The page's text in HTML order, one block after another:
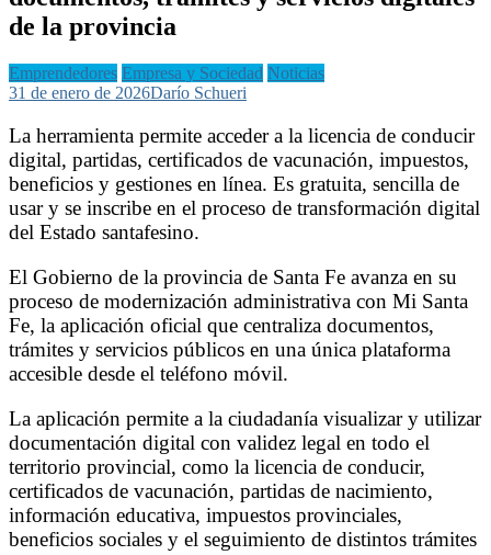
de la provincia
Emprendedores Empresa y Sociedad Noticias
31 de enero de 2026Darío Schueri
La herramienta permite acceder a la licencia de conducir
digital, partidas, certificados de vacunación, impuestos,
beneficios y gestiones en línea. Es gratuita, sencilla de
usar y se inscribe en el proceso de transformación digital
del Estado santafesino.
El Gobierno de la provincia de Santa Fe avanza en su
proceso de modernización administrativa con Mi Santa
Fe, la aplicación oficial que centraliza documentos,
trámites y servicios públicos en una única plataforma
accesible desde el teléfono móvil.
La aplicación permite a la ciudadanía visualizar y utilizar
documentación digital con validez legal en todo el
territorio provincial, como la licencia de conducir,
certificados de vacunación, partidas de nacimiento,
información educativa, impuestos provinciales,
beneficios sociales y el seguimiento de distintos trámites